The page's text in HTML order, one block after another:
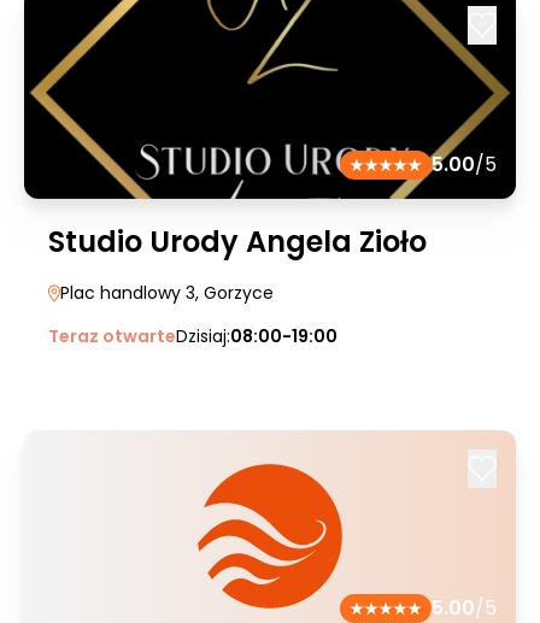
5.00/5
Studio Urody Angela Zioło
Plac handlowy 3, Gorzyce
Teraz otwarteDzisiaj:08:00-19:00
5.00/5